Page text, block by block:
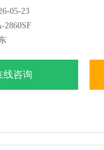
05-23
2860SF
线咨询